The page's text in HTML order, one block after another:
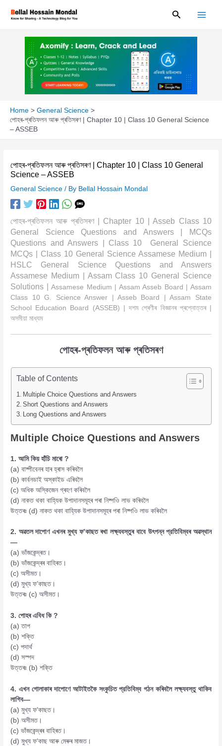
Search
Home
General Science
পোহৰ-প্ৰতিফলন আৰু প্ৰতিসৰণ | Chapter 10 | Class 10 General Science
– ASSEB
পোহৰ-প্ৰতিফলন আৰু প্ৰতিসৰণ | Chapter 10 | Class 10 General
Science – ASSEB
General Science / By Bellal Hossain Mondal
পোহৰ-প্ৰতিফলন আৰু প্ৰতিসৰণ | Chapter 10 | Asseb Class 10
General Science Questions and Answers | MCQs
Questions and Answers | Class 10 General Science
MCQs | Class 10 General Science Assamese Medium |
HSLC General Science Questions and Answers
Assamese Medium | Assam Class 10 General Science
Solutions |Assamese Medium | Assam Asseb Board | Assam
Class 10 G. Science Answer | Asseb Board | Assam State
School Education Board (ASSEB) | দশম শ্ৰেণীৰ বিজ্ঞানৰ প্ৰশ্নোত্তৰ |
অসমীয়া মাধ্যম
পোহৰ-প্ৰতিফলন আৰু প্ৰতিসৰণ
Table of Contents
Multiple Choice Questions and Answers
Short Questions and Answers
Long Questions and Answers
Multiple Choice Questions and Answers
1. আমি কিয় হাঁচি মাৰো ?
(a) বাষ্পীবেনৰ হাৰ হ্ৰাস কৰিবলৈ
(b) কাৰ্বনডাই অস্কাইড এৰিবলৈ
(c) অধিক অস্কিজেন গ্ৰহণ কৰিবলৈ
(d) নাকত থকা বাহ্যিক উপাদানসমূহৰ পৰা নিষ্পওি লাভ কৰিবলৈ
উত্তৰঃ (d) নাকত থকা বাহ্যিক উপাদানসমূহৰ পৰা নিষ্পওি লাভ কৰিবলৈ
2. অৱতল দাপোণ এখনৰ মুখ্য ফ’কাছত ৰখা লক্ষ্যবস্তুৰ বাবে উৎপন্ন প্রতিবিম্বৰ অৱস্থান
—
(a) ভাঁজকেন্দ্ৰত।
(b) ভাঁজকেন্দ্ৰৰ বাহিৰত।
(c) অসীমত।
(d) মুখ্য ফ’কাছত।
উত্তৰঃ (c) অসীমত।
3. পোহৰ এবিধ কি ?
(a) তাপ
(b) শক্তি
(c) পদাৰ্থ
(d) সস্পদ
উত্তৰঃ (b) শক্তি
4. এখন গোলাকাৰ দাপোণে আটাইতকৈ সংকুচিত প্রতিবিম্ব গঠন কৰিবলৈ লক্ষ্যবস্তু থাকিব
লাগিব—
(a) মুখ্য ফ’কাছত।
(b) অসীমত।
(c) ভাঁজকেন্দ্ৰৰ বাহিৰত।
(d) মুখ্য ফ’কাছ আৰু মেৰুৰ মাজত।